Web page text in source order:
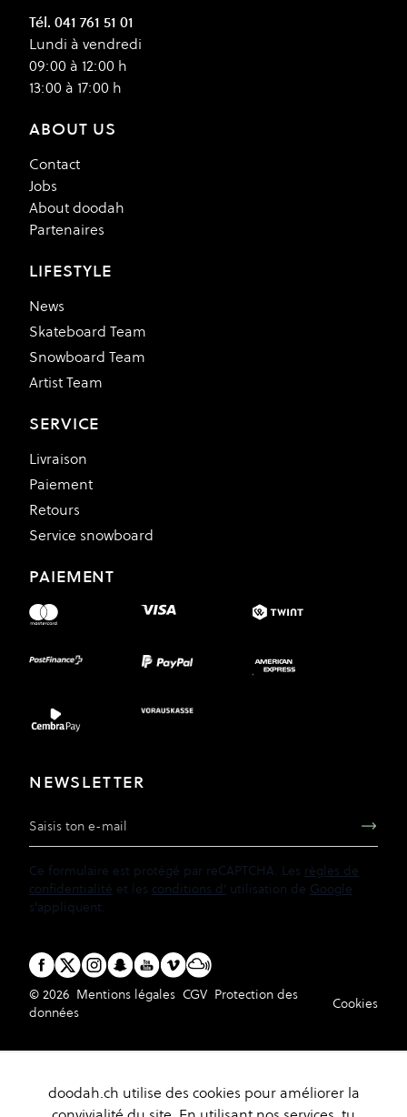
Tél. 041 761 51 01
Lundi à vendredi
09:00 à 12:00 h
13:00 à 17:00 h
ABOUT US
Contact
Jobs
About doodah
Partenaires
LIFESTYLE
News
Skateboard Team
Snowboard Team
Artist Team
SERVICE
Livraison
Paiement
Retours
Service snowboard
PAIEMENT
NEWSLETTER
Adresse e-mail
Ce formulaire est protégé par reCAPTCHA. Les règles de
confidentialité et les conditions d' utilisation de Google
s'appliquent.
© 2026 Mentions légales CGV Protection des
données
Cookies
doodah.ch utilise des cookies pour améliorer la